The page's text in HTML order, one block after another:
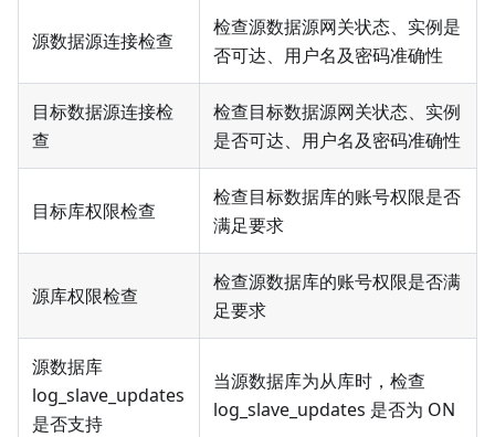
源数据源连接检查
检查源数据源网关状态、实例是
否可达、用户名及密码准确性
目标数据源连接检
查
检查目标数据源网关状态、实例
是否可达、用户名及密码准确性
目标库权限检查
检查目标数据库的账号权限是否
满足要求
源库权限检查
检查源数据库的账号权限是否满
足要求
源数据库
log_slave_updates
是否支持
当源数据库为从库时，检查
log_slave_updates 是否为 ON